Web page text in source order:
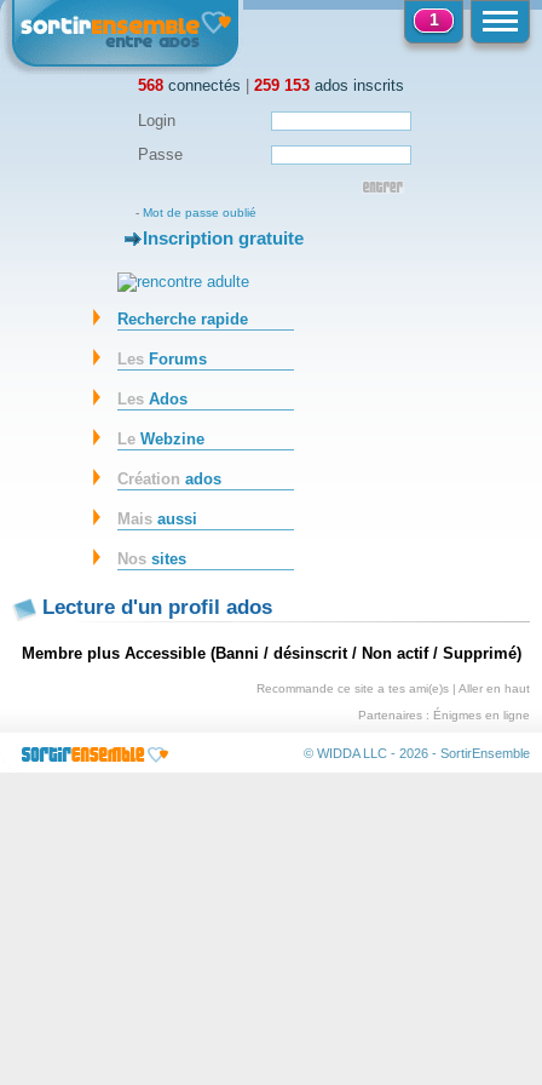
568 connectés | 259 153 ados inscrits
1
Login
Passe
- Mot de passe oublié
-Inscription gratuite
Recherche rapide
Les Forums
LesAdos
LeWebzine
Créationados
Maisaussi
Nossites
Lecture d'un profil ados
Membre plus Accessible (Banni / désinscrit / Non actif / Supprimé)
Recommande ce site a tes ami(e)s
Aller en haut
Partenaires : Énigmes en ligne
© WIDDA LLC - 2026 - SortirEnsemble